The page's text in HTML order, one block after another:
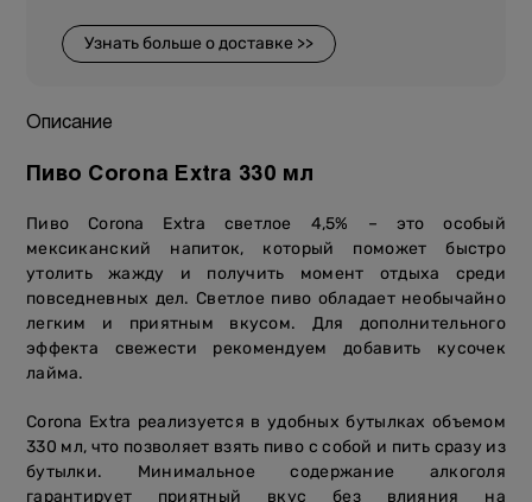
Узнать больше о доставке >>
Описание
Пиво Corona Extra 330 мл
Пиво Corona Extra светлое 4,5% – это особый
мексиканский напиток, который поможет быстро
утолить жажду и получить момент отдыха среди
повседневных дел. Светлое пиво обладает необычайно
легким и приятным вкусом. Для дополнительного
эффекта свежести рекомендуем добавить кусочек
лайма.
Corona Extra реализуется в удобных бутылках объемом
330 мл, что позволяет взять пиво с собой и пить сразу из
бутылки. Минимальное содержание алкоголя
гарантирует приятный вкус без влияния на